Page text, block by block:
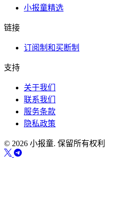
小报童精选
链接
订阅制和买断制
支持
关于我们
联系我们
服务条款
隐私政策
© 2026 小报童. 保留所有权利